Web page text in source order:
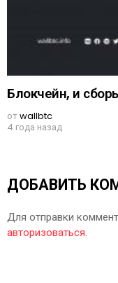
Блокчейн, и
отwallbtc
4 года назад
ДОБАВИТЬ
Для отправки
авторизоваться.